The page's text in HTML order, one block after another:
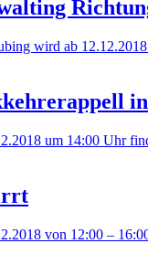
wird ab
um 14:00 Uhr
von 12:00 –